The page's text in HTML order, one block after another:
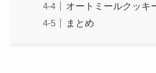
オートミールクッキ
まとめ